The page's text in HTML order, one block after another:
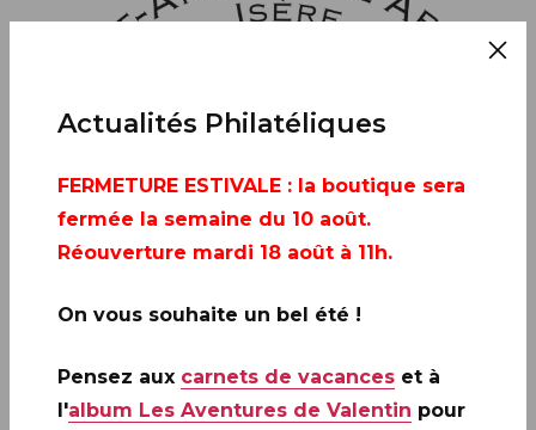
Actualités Philatéliques
FERMETURE ESTIVALE : la boutique sera
fermée la semaine du 10 août.
Réouverture mardi 18 août à 11h.
On vous souhaite un bel été !
Pensez aux carnets de vacances et à
l'album Les Aventures de Valentin pour